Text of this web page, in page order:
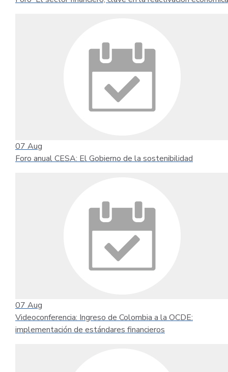
07 Aug
Foro anual CESA: El Gobierno de la sostenibilidad
07 Aug
Videoconferencia: Ingreso de Colombia a la OCDE:
implementación de estándares financieros